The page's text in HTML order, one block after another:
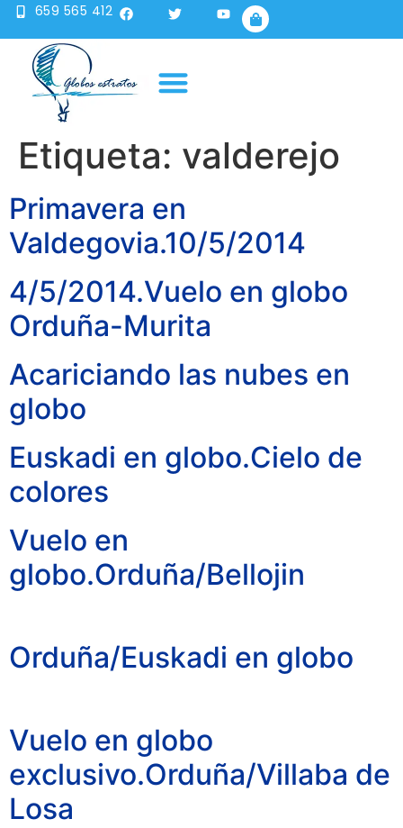
659 565 412
Etiqueta: valderejo
Primavera en
Valdegovia.10/5/2014
4/5/2014.Vuelo en globo
Orduña-Murita
Acariciando las nubes en
globo
Euskadi en globo.Cielo de
colores
Vuelo en
globo.Orduña/Bellojin
Orduña/Euskadi en globo
Vuelo en globo
exclusivo.Orduña/Villaba de
Losa